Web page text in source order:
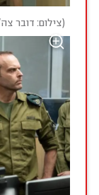
(צילום: דובר